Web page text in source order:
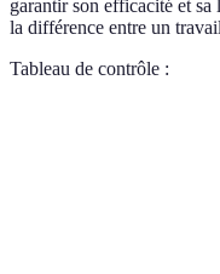
garantir son efficacité et
la différence entre un
Tableau de contrôle :